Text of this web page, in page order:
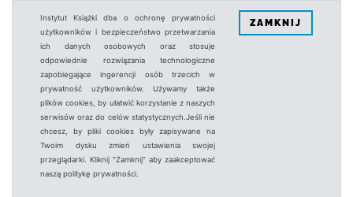
Instytut Książki dba o ochronę prywatności
użytkowników i bezpieczeństwo przetwarzania
ich danych osobowych oraz stosuje
odpowiednie rozwiązania technologiczne
zapobiegające ingerencji osób trzecich w
prywatność użytkowników. Używamy także
plików cookies, by ułatwić korzystanie z naszych
serwisów oraz do celów statystycznych.Jeśli nie
chcesz, by pliki cookies były zapisywane na
Twoim dysku zmień ustawienia swojej
przeglądarki. Kliknij "Zamknij" aby zaakceptować
naszą politykę prywatności.
ZAMKNIJ